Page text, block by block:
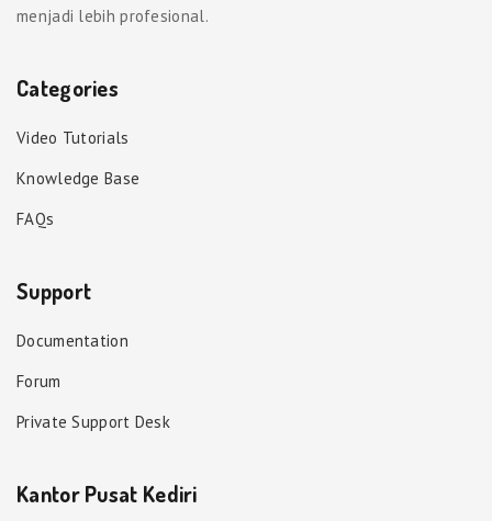
menjadi lebih profesional.
Categories
Video Tutorials
Knowledge Base
FAQs
Support
Documentation
Forum
Private Support Desk
Kantor Pusat Kediri